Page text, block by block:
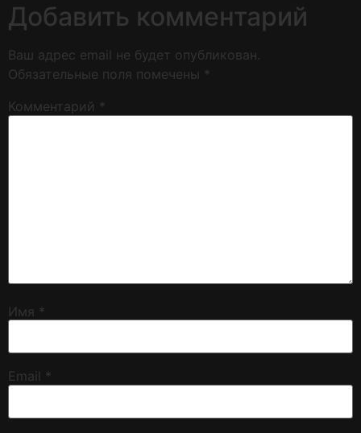
Добавить комментарий
Ваш адрес email не будет опубликован.
Обязательные поля помечены *
Комментарий *
Имя *
Email *